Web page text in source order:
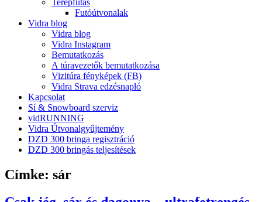
Futóútvonalak
Vidra blog
Vidra blog
Vidra Instagram
Bemutatkozás
A túravezetők bemutatkozása
Vizitúra fényképek (FB)
Vidra Strava edzésnapló
Kapcsolat
Sí & Snowboard szerviz
vidRUNNING
Vidra Útvonalgyűjtemény
DZD 300 bringa regisztráció
DZD 300 bringás teljesítések
Címke: sár